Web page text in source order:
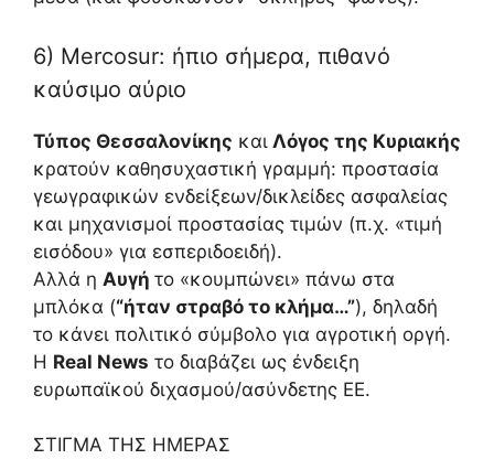
6) Mercosur: ήπιο σήμερα, πιθανό
καύσιμο αύριο
Τύπος Θεσσαλονίκης και Λόγος της Κυριακής
κρατούν καθησυχαστική γραμμή: προστασία
γεωγραφικών ενδείξεων/δικλείδες ασφαλείας
και μηχανισμοί προστασίας τιμών (π.χ. «τιμή
εισόδου» για εσπεριδοειδή).
Αλλά η Αυγή το «κουμπώνει» πάνω στα
μπλόκα (“ήταν στραβό το κλήμα…”), δηλαδή
το κάνει πολιτικό σύμβολο για αγροτική οργή.
Η Real News το διαβάζει ως ένδειξη
ευρωπαϊκού διχασμού/ασύνδετης ΕΕ.
ΣΤΙΓΜΑ ΤΗΣ ΗΜΕΡΑΣ